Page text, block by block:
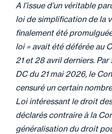
A l’issue d’un véritable
loi de simplification de la
finalement été
loi » avait été déférée au
21 et 28 avril derniers.
DC du 21 mai 2026, le
censuré un certain
Loi intéressant le droit
déclarés contraire à la
généralisation du droit